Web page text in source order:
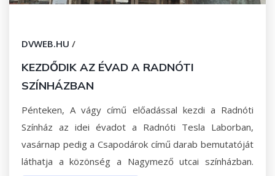
DVWEB.HU /
KEZDŐDIK AZ ÉVAD A RADNÓTI
SZÍNHÁZBAN
Pénteken, A vágy című előadással kezdi a Radnóti
Színház az idei évadot a Radnóti Tesla Laborban,
vasárnap pedig a Csapodárok című darab bemutatóját
láthatja a közönség a Nagymező utcai színházban.